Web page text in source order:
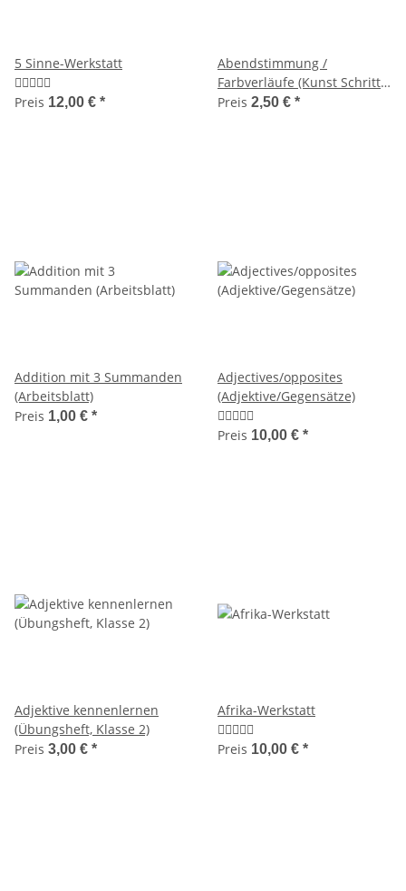
5 Sinne-Werkstatt
Preis 12,00 € *
Abendstimmung /
Farbverläufe (Kunst Schritt
für Schritt)
Preis 2,50 € *
Addition mit 3 Summanden
(Arbeitsblatt)
Preis 1,00 € *
Adjectives/opposites
(Adjektive/Gegensätze)
Preis 10,00 € *
Adjektive kennenlernen
(Übungsheft, Klasse 2)
Preis 3,00 € *
Afrika-Werkstatt
Preis 10,00 € *